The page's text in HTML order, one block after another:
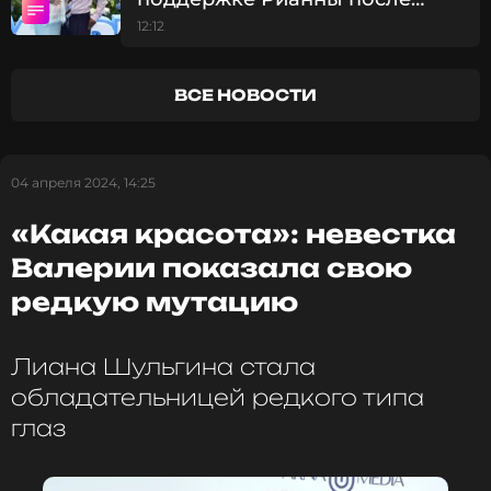
Биография, последние новости
ФОТО: ТАСС
Читайте нас в Телеграме, чтобы
ПОДПИСАТЬСЯ
смерти отца: «Она всегда была
12:12
ВСЕ НОВОСТИ
04 апреля 2024, 14:25
«Какая красота»: невестка
Валерии показала свою
редкую мутацию
Лиана Шульгина стала
обладательницей редкого типа
глаз